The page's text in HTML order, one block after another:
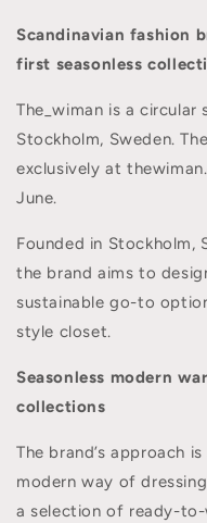
Scandinavian fashion
first seasonless
The_wiman is a
Stockholm, Sweden.
exclusively at
June.
Founded in Stockholm,
the brand aims to
sustainable go-to
style closet.
Seasonless modern
collections
The brand’s approach
modern way of
a selection of ready-